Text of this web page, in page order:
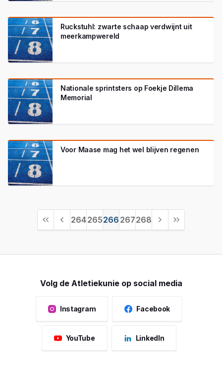
Ruckstuhl: zwarte schaap verdwijnt uit
meerkampwereld
Nationale sprintsters op Foekje Dillema
Memorial
Voor Maase mag het wel blijven regenen
264265266 267268
Volg de Atletiekunie op social media
Instagram Facebook
YouTube LinkedIn